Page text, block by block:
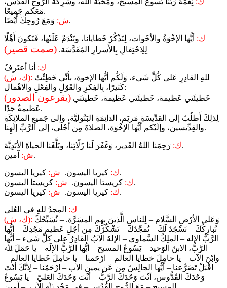
مَعَكم جَميعًا.
ش:وَمَعَ رُوحِكَ أَيْضًا.
ك: أيُّها الإخْوَةُ والأخَوات، لِنَذْكُرْ خَطايانا، ونَنْدَمْ عَلَيْها، فَنَكونَ أَهْلًا
لِلِاحْتِفالِ بِالأَسرارِ المُقَدَّسَة. (صمت قصير)
ك: أنا أعتَرفُ
(ك، ش): للهِ القادِرِ عَلى كُلِّ شَيء، وَلَكُم أيُّها الإخوة، بأنِّي خَطِئْتُ
كَثيرًا، بِالفِكرِ والقَوْلِ والفِعْلِ والاهْمال:
(يقرعون الصدور)
عَظيمةٌ جدًا.
لِذلِكَ أَطلُبُ إلى القدِّيسَةِ مَريَم، الدائِمَةِ البَتُوليَّة، وإلى جَميعِ الملائِكَةِ
والقِدِّيسين، وإلَيْكم أيُّها الإخْوَة، الصلاةَ مِن أجْلي، إلى الرَّبِّ إلَهِنا.
ك:رَحِمَنا اللهُ القَدير، وَغَفَرَ لَنا زَلّاتِنا، وبَلَّغَنا الحياةَ الأبَدِيَّة.
ش:آمين.
ك: كيريا اليسون. ش:
كيريا اليسون.
ك: كريستا اليسون. ش:
كريستا اليسون.
ك: كيريا اليسون. ش: كيريا اليسون.
ك: المجدُ للهِ في العُلى
(ك، ش): وَعَلى الأرْضِ السَّلام – لِلناسِ الَّذينَ بِهِم المسَرَّة. – نُسَبِّحُكَ
– نُبارِكُكَ – نَسْجُدُ لَكَ – نُمجِّدُكَ – نَشْكُرُكَ مِن أجْلِ عَظيمِ مَجْدِكَ – أيُّها
الرَّبُّ الإله – الملِكُ السَّماوي – الإلهُ الآبُ القادِرُ على كلِّ شَيء – أيُّها
الرَّبُّ، الابنُ الوَحيد – يَسُوعُ المسيح – أيُّها الرَّبُّ الإلَه – يا حَمَلَ ﷲ
وابْنَ الآب – يا حامِلَ خطايا العالم – ارْحَمنا – يا حامِلَ خَطايا العالم –
اقْبَلْ تَضَرُّعنا – أيُّها الجالِسُ مِن عَن يمينِ الآب – ارْحَمْنا – لِأنَّكَ أنْتَ
وَحْدَكَ القُدُّوس، أنْتَ وَحْدَكَ الرَّبُّ – أنْتَ وَحْدَكَ العَليّ – يا يَسُوعُ